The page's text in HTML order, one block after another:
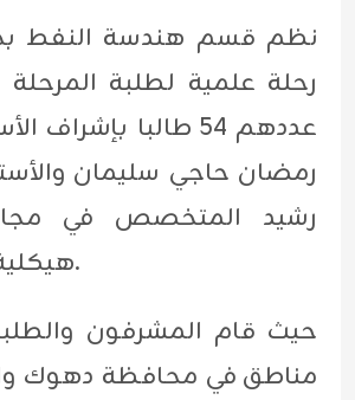
رحلة علمية لطلبة المرحلة
عددهم 54 طالبا بإشراف
رمضان حاجي سليمان
رشيد المتخصص في
هيكلية الجيولوجية.
حيث قام المشرفون
مناطق في محافظة دهوك